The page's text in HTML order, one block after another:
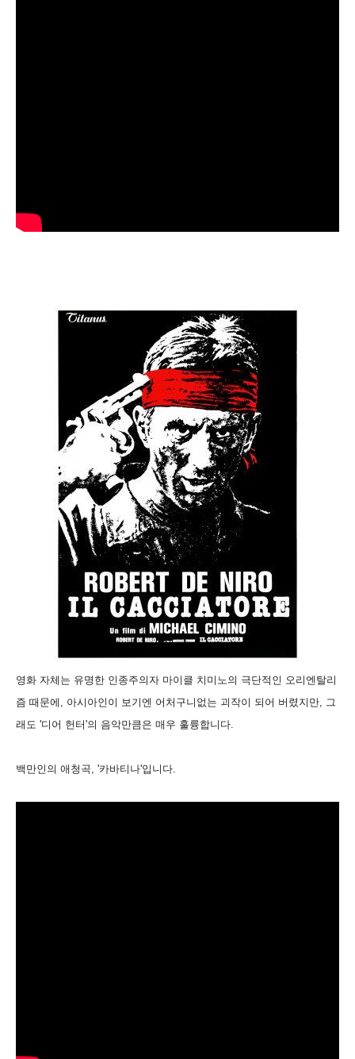
영화 자체는 유명한 인종주의자 마이클 치미노의 극단적인 오리엔탈리
즘 때문에, 아시아인이 보기엔 어처구니없는 괴작이 되어 버렸지만, 그
래도 '디어 헌터'의 음악만큼은 매우 훌륭합니다.
백만인의 애청곡, '카바티나'입니다.